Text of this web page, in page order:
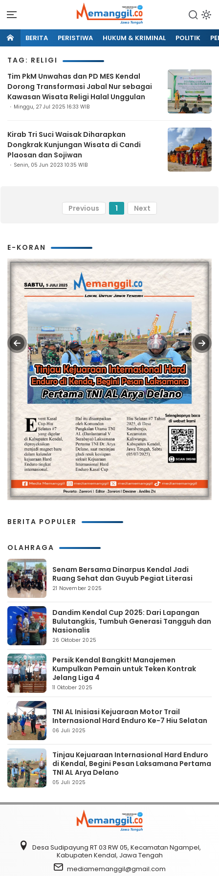
BERITA PERISTIWA HUKUM & KRIMINAL POLITIK
TAG: RELIGI
Tim PkM Unwahas dan PD MES Kendal
Dorong Transformasi Jabal Nur sebagai
Kawasan Wisata Religi Halal Unggulan
Minggu, 27 Jul 2025 16:33 WIB
Kirab Tri Suci Waisak Diharapkan
Dongkrak Kunjungan Wisata di Candi
Plaosan dan Sojiwan
Senin, 05 Jun 2023 10:35 WIB
Previous 1 Next
E-KORAN
BERITA POPULER
OLAHRAGA
Senam Bersama Dinarpus Kendal Jadi
Ruang Sehat dan Guyub Pegiat Literasi
21 November 2025
Dandim Kendal Cup 2025: Dari Lapangan
Bulutangkis, Tumbuh Generasi Tangguh dan
Nasionalis
26 Oktober 2025
Persik Kendal Bangkit! Manajemen
Kumpulkan Pemain untuk Teken Kontrak
Jelang Liga 4
11 Oktober 2025
TNI AL Inisiasi Kejuaraan Motor Trail
Internasional Hard Enduro Ke-7 Hiu Selatan
06 Juli 2025
Tinjau Kejuaraan Internasional Hard Enduro
di Kendal, Begini Pesan Laksamana Pertama
TNI AL Arya Delano
05 Juli 2025
Desa Sudipayung RT 03 RW 05, Kecamatan Ngampel,
Kabupaten Kendal, Jawa Tengah
mediamemanggil@gmail.com